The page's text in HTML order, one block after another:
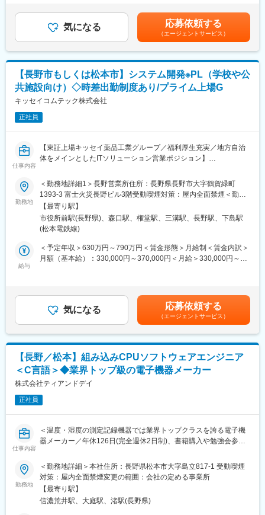
長年培った通信インフラ技術を強みに、信越エリアを中心に企業
や自治体のDX推進を支援し、地域社会の安全・安心な情報通信基
盤を支えるとともに、次世代のデジタル社会づくりに貢献してい
ます。
変更の範囲：会社の定める業務
■キャリアパス：
メンバーとして業務をお任せ後、ゆくゆくマネージャーへのキャ
リアアップもスペシャリストとして業務専門性を高めるキャリア
■当社について：
システムインテグレーション、システムリソース、メディカルシ
ステム、情報関連機器販売を事業とするシステムインテグレータ
です。
現在、実現されつつある高度情報ネットワーク社会は、距離や時
間、コミュニケーションの概念を大きく様変わりさせ、『人・
物・金』だけではなく、『時間・情報・文化』等が重要な経営資
源となる時代を迎えています。その高度情報化社会の発展を担う
べく、豊富な知識と高度な技術を融合した独自の情報サービス提
■働く環境
◇平均勤続年数14.4年と『長期的、かつ継続的に成長を目指せる
環境』を整えています。
◇福利厚生(手当額は一例)：キッセイ健康保険組合、キッセイ企業
持家促進手当、資格取得奨励金、子ども手当(子一人につき1.5万
円/月)、住宅手当(自家居住者用)、住宅補助(地区/扶養状況に応じ
変更の範囲：会社の定める業務
目安の金額であり、選考を通じて上下する可能性があります。月
給(月額)は固定手当を含めた表記です。
気になる 応募依頼する
（エージェントサービス）
【長野市もしくは松本市】システム開発※PL（学校や公
共施設向け）◇時差出勤制度あり/プライム上場G
キッセイコムテック株式会社
正社員
仕事内容
【東証上場キッセイ薬品工業グループ／福利厚生充実／地方自治
体をメインとしたITソリューション営業ポジション】
■業務概要：
当部署は文教分野と公共分野を2本の柱として事業展開していま
す。
文教分野では教育委員会や教育現場、公共分野では県庁を含む自
治体をターゲットとし、デジタル化やDXの実現を支援していま
す。
マルチベンダー対応のSIerとして、顧客の課題に寄り添った最適
な提案を行い、システム構築やサービスを提供しています。
る点が強みとなっています。
- 教育現場に対するICT活用支援サービス
- 校務支援システム等の校務DX支援
- クラウド化・セキュリティ対策・仮想化基盤構築
＜詳細＞
・セキュリティ技術、仮想化技術を中心にインフラ基盤の最適化
提案
・システム導入（インフラ）におけるプロジェクトマネジメント
および設計、構築
・システム運用（インフラ）におけるサービスマネジメント
■当社の魅力：
◇システムインテグレーション、システムリソース、メディカル
システム、情報関連機器販売を事業とするシステムインテグレー
タです。
勤務地
＜勤務地詳細1＞長野営業所住所：長野県長野市大字鶴賀緑町
1393-3 富士火災長野ビル3階受動喫煙対策：屋内全面禁煙＜勤務
地詳細2＞第2ビル住所：長野県松本市和田4010-8 勤務地最寄駅：
中央東線／JR松本駅受動喫煙対策：屋内全面禁煙
【最寄り駅】
市役所前駅(長野県)、森口駅、権堂駅、三溝駅、長野駅、下島駅
(松本電鉄線)
給与
＜予定年収＞630万円～790万円＜賃金形態＞月給制＜賃金内訳＞
月額（基本給）：330,000円～370,000円＜月給＞330,000円～
（7月、12月）賃金はあくまでも目安の金額であり、選考を通じ
て上下する可能性があります。月給(月額)は固定手当を含めた表記
です。
気になる 応募依頼する
（エージェントサービス）
【長野／松本】組み込みCPUソフトウェアエンジニア
＜C言語＞◆業界トップ級の電子機器メーカー
株式会社ティアンドデイ
正社員
仕事内容
＜温度・湿度の測定記録機器では業界トップクラスを誇る電子機
器メーカー／年休126日(完全週休2日制)、書籍購入や勉強会参加
■業務内容：
製品に組み込まれるプログラムの仕様、設計、実装、評価までお
任せします。
勤務地
＜勤務地詳細＞本社住所：長野県松本市大字島立817-1 受動喫煙
対策：屋内全面禁煙変更の範囲：会社の定める事業所
【最寄り駅】
信濃荒井駅、大庭駅、渚駅(長野県)